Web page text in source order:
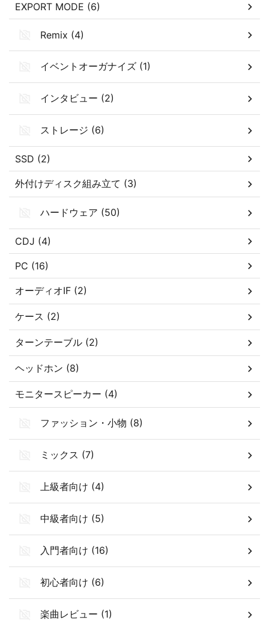
EXPORT MODE (6)
Remix (4)
イベントオーガナイズ (1)
インタビュー (2)
ストレージ (6)
SSD (2)
外付けディスク組み立て (3)
ハードウェア (50)
CDJ (4)
PC (16)
オーディオIF (2)
ケース (2)
ターンテーブル (2)
ヘッドホン (8)
モニタースピーカー (4)
ファッション・小物 (8)
ミックス (7)
上級者向け (4)
中級者向け (5)
入門者向け (16)
初心者向け (6)
楽曲レビュー (1)